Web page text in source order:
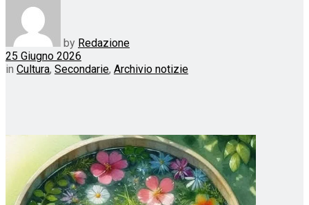
by Redazione
25 Giugno 2026
in Cultura, Secondarie, Archivio notizie